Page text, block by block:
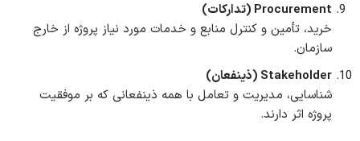
Procurement (تدارکات)
خرید، تأمین و کنترل منابع و خدمات مورد نیاز پروژه از خارج
سازمان.
Stakeholder (ذینفعان)
شناسایی، مدیریت و تعامل با همه ذینفعانی که بر موفقیت
پروژه اثر دارند.